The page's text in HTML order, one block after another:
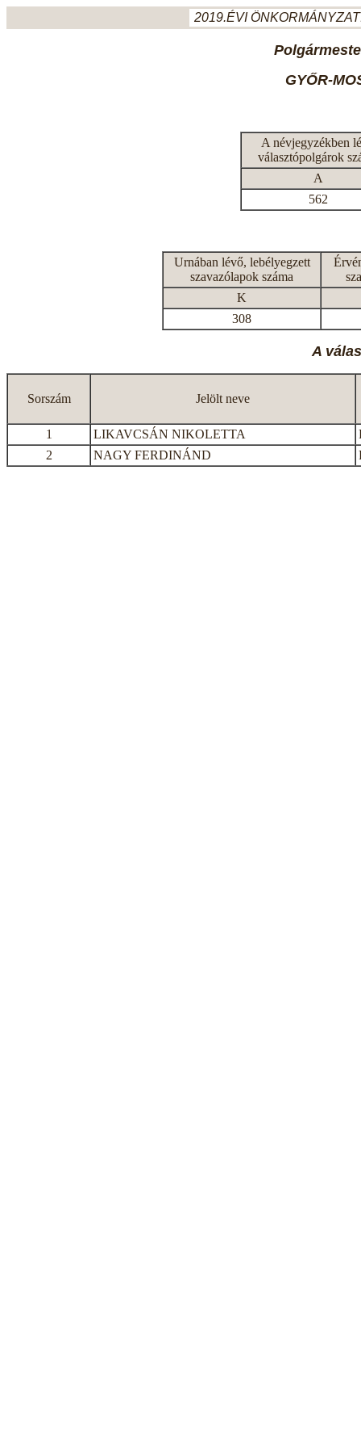
2019.ÉVI
GYŐR-
A névjegyzékben
választópolgárok
A
562
Urnában lévő, lebélyegzett
szavazólapok száma
K
308
A
Sorszám Jelölt neve
1 LIKAVCSÁN NIKOLETTA
2
NAGY FERDINÁND